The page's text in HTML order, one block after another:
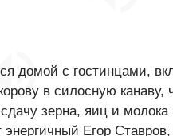
домой с гостинцами,
в силосную
зерна, яиц и
Егор